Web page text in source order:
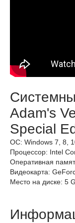
Adam's
Special
ОС: Windows 7, 8,
Процессор: Intel
Оперативная
Видеокарта:
Место на диске: 5